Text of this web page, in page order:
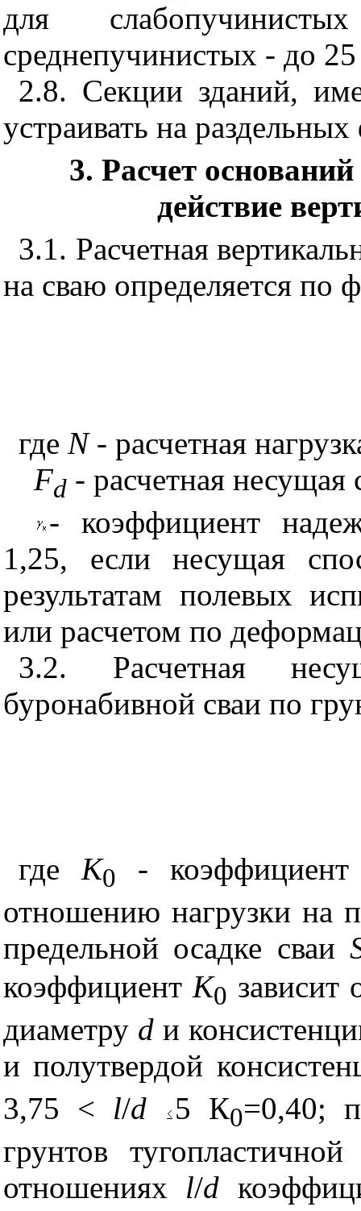
для
среднепучинистых - до
2.8. Секции зданий,
устраивать на
3. Расчет
действие
3.1. Расчетная
на сваю определяется по
где N- расчетная
Fd - расчетная несущая
- коэффициент
1,25, если несущая
результатам полевых
или расчетом по
3.2. Расчетная
буронабивной сваи по
где К0
- коэффициент
отношению нагрузки на
предельной осадке сваи
коэффициентК0
диаметру d и
и полутвердой
3,75 <
l/d 5 К0=0,40;
грунтов
отношениях l/d